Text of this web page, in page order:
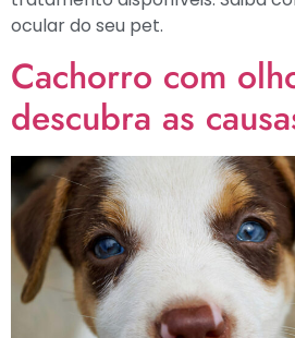
ocular do seu pet.
Cachorro com
descubra as